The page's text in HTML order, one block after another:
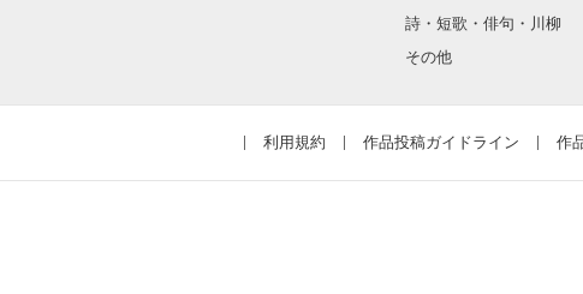
詩・短歌・俳句・川柳
その他
利用規約 作品投稿ガイドライン 作